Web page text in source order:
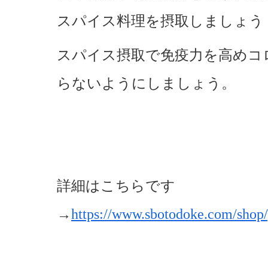
スパイス料理を摂取しましょう
スパイス摂取で免疫力を高め
らないようにしましょう。
詳細はこちらです
→https://www.sbotodoke.com/